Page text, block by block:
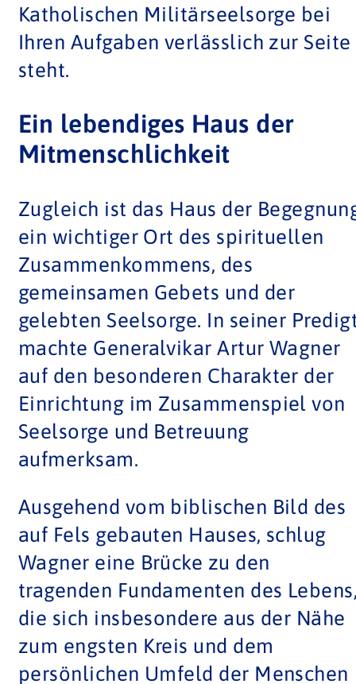
Katholischen Militärseelsorge bei
Ihren Aufgaben verlässlich zur Seite
steht.
Ein lebendiges Haus der
Mitmenschlichkeit
Zugleich ist das Haus der
ein wichtiger Ort des spirituellen
Zusammenkommens, des
gemeinsamen Gebets und der
gelebten Seelsorge. In seiner
machte Generalvikar Artur Wagner
auf den besonderen Charakter der
Einrichtung im Zusammenspiel von
Seelsorge und Betreuung
aufmerksam.
Ausgehend vom biblischen Bild des
auf Fels gebauten Hauses, schlug
Wagner eine Brücke zu den
tragenden Fundamenten des
die sich insbesondere aus der Nähe
zum engsten Kreis und dem
persönlichen Umfeld der Menschen